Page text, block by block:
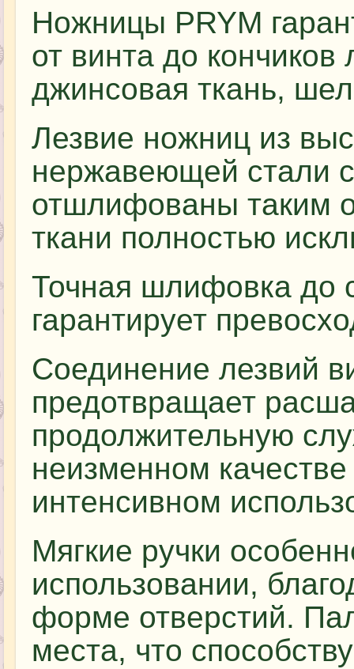
Ножницы PRYM
от винта до
джинсовая ткань,
Лезвие ножниц из
нержавеющей стали
отшлифованы таким
ткани полностью
Точная шлифовка до
гарантирует
Соединение лезвий
предотвращает
продолжительную
неизменном
интенсивном
Мягкие ручки
использовании,
форме отверстий.
места, что